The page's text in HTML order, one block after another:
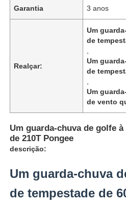
Produtos
Garantia 3 anos
Realçar:
Um
de
Um
de
Um
de vento
Um guarda-chuva de golfe
de 210T Pongee
descrição:
Um guarda-chuva
de tempestade de